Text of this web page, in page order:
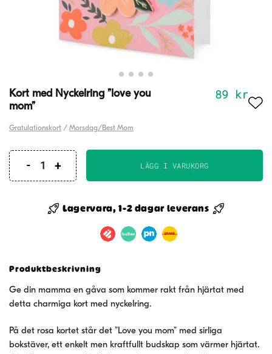
Kort med Nyckelring ”love you
mom”
89 kr
Gratulationskort / Morsdag/Best Mom
Kort
Nyckelring
"love
LÄGG I VARUKORG
Lagervara, 1-2 dagar leverans
Produktbeskrivning
Ge din mamma en gåva som kommer rakt från hjärtat med
detta charmiga kort med nyckelring.
På det rosa kortet står det ”Love you mom” med sirliga
bokstäver, ett enkelt men kraftfullt budskap som värmer hjärtat.